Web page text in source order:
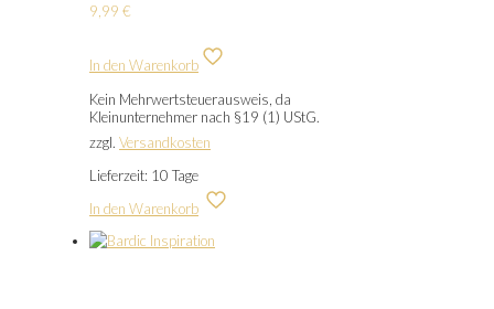
9,99 €
In den Warenkorb
Kein Mehrwertsteuerausweis, da
Kleinunternehmer nach §19 (1) UStG.
zzgl. Versandkosten
Lieferzeit: 10 Tage
In den Warenkorb